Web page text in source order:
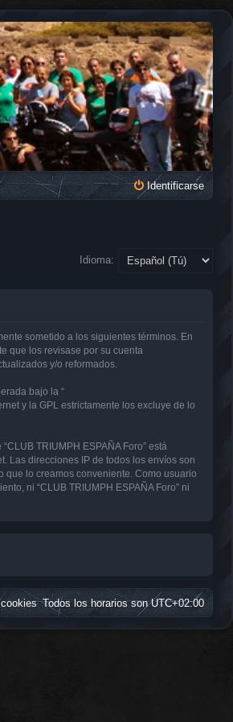
Identificarse
Idioma:
sometido a los siguientes términos. En
que los revisase por su cuenta
y/o reformados.
bajo la “
y la GPL estrictamente los excluye de lo
TRIUMPH ESPAÑA Foro” está
Las direcciones IP de todos los envíos son
que lo creamos conveniente. Como usuario
ni “CLUB TRIUMPH ESPAÑA Foro” ni
Todos los horarios sonUTC+02:00